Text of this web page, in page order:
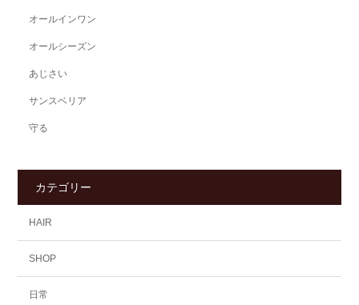
オールインワン
オールシーズン
あじさい
サンスベリア
守る
カテゴリー
HAIR
SHOP
日常